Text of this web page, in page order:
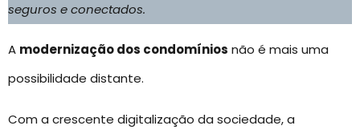
seguros e conectados.
A modernização dos condomínios não é mais uma
possibilidade distante.
Com a crescente digitalização da sociedade, a